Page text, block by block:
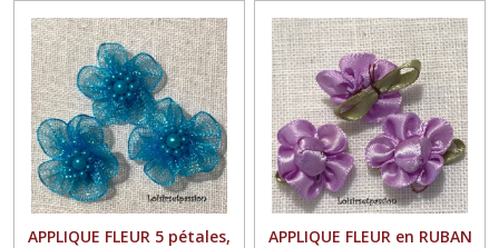
APPLIQUE FLEUR 5 pétales,
APPLIQUE FLEUR en RUBAN